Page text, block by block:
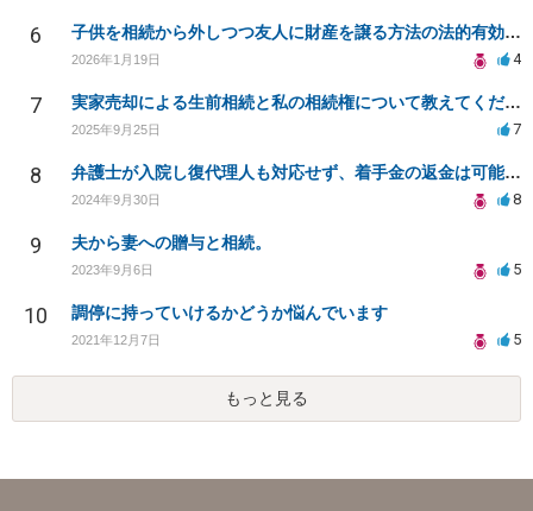
6 子供を相続から外しつつ友人に財産を譲る方法の法的有効性は？
2026年1月19日 4
7 実家売却による生前相続と私の相続権について教えてください
2025年9月25日 7
8 弁護士が入院し復代理人も対応せず、着手金の返金は可能か？
2024年9月30日 8
9 夫から妻への贈与と相続。
2023年9月6日 5
10 調停に持っていけるかどうか悩んでいます
2021年12月7日 5
もっと見る